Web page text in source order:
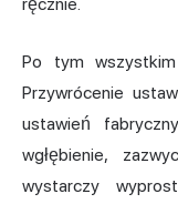
Po tym
Przywrócenie
ustawień
wgłębienie,
wystarczy